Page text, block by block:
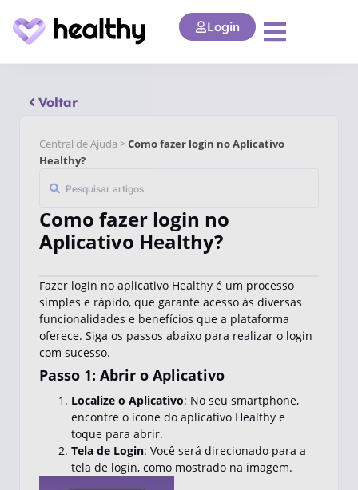
Login
Voltar
Central de Ajuda >Como fazer login no Aplicativo
Healthy?
Como fazer login no
Aplicativo Healthy?
Fazer login no aplicativo Healthy é um processo
simples e rápido, que garante acesso às diversas
funcionalidades e benefícios que a plataforma
oferece. Siga os passos abaixo para realizar o login
com sucesso.
Passo 1: Abrir o Aplicativo
Localize o Aplicativo: No seu smartphone,
encontre o ícone do aplicativo Healthy e
toque para abrir.
Tela de Login: Você será direcionado para a
tela de login, como mostrado na imagem.